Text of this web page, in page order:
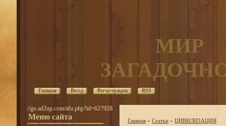
МИР
Главная Вход Регистрация RSS
//go.ad2up.com/afu.php?id=627928
Меню сайта Главная » Статьи » ЦИВИЛИЗАЦИЯ